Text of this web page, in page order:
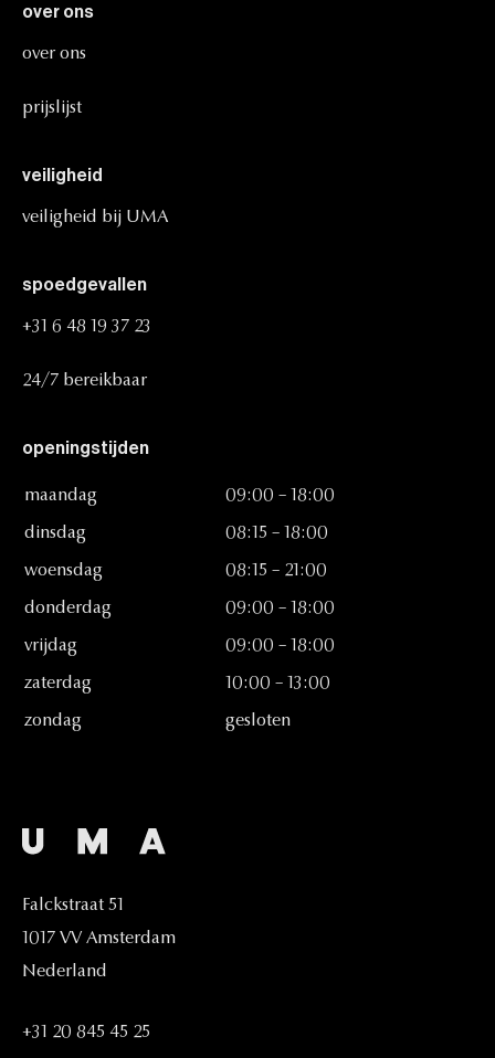
over ons
over ons
prijslijst
veiligheid
veiligheid bij UMA
spoedgevallen
+31 6 48 19 37 23
24/7 bereikbaar
openingstijden
maandag 09:00 – 18:00
dinsdag 08:15 – 18:00
woensdag 08:15 – 21:00
donderdag 09:00 – 18:00
vrijdag 09:00 – 18:00
zaterdag 10:00 – 13:00
zondag gesloten
Falckstraat 51
1017 VV Amsterdam
Nederland
+31 20 845 45 25